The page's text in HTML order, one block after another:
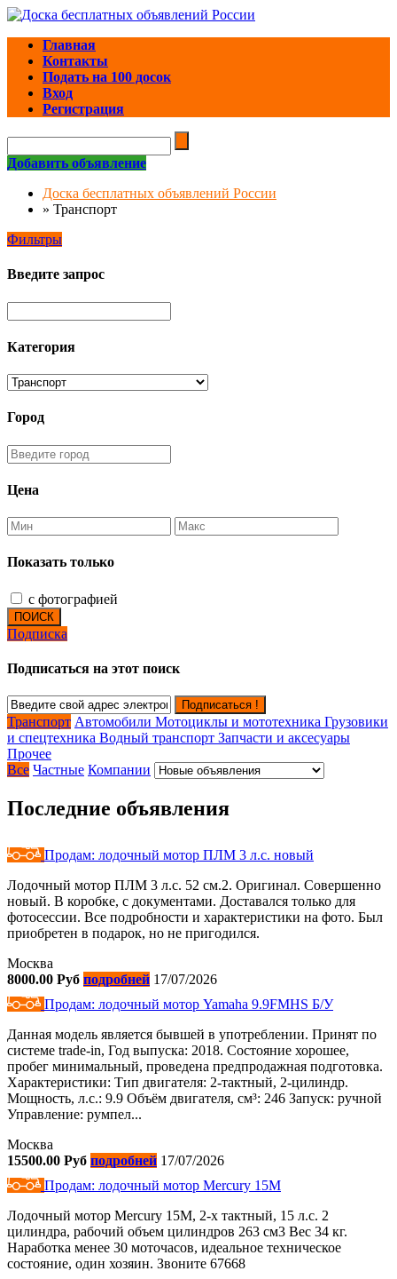
Главная
Контакты
Подать на 100 досок
Вход
Регистрация
Добавить объявление
Доска бесплатных объявлений России
» Транспорт
Фильтры
Введите запрос
Категория
Город
Цена
Показать только
с фотографией
ПОИСК
Подписка
Подписаться на этот поиск
Подписаться !
Транспорт Автомобили Мотоциклы и мототехника Грузовики
и спецтехника Водный транспорт Запчасти и аксесуары
Прочее
Все Частные Компании
Последние объявления
Продам: лодочный мотор ПЛМ 3 л.с. новый
Лодочный мотор ПЛМ 3 л.с. 52 см.2. Оригинал. Совершенно
новый. В коробке, с документами. Доставался только для
фотосессии. Все подробности и характеристики на фото. Был
приобретен в подарок, но не пригодился.
Москва
8000.00 Руб подробней 17/07/2026
Продам: лодочный мотор Yamaha 9.9FMHS Б/У
Данная модель является бывшей в употреблении. Принят по
системе trade-in, Год выпуска: 2018. Состояние хорошее,
пробег минимальный, проведена предпродажная подготовка.
Характеристики: Тип двигателя: 2-тактный, 2-цилиндр.
Мощность, л.с.: 9.9 Объём двигателя, см³: 246 Запуск: ручной
Управление: румпел...
Москва
15500.00 Руб подробней 17/07/2026
Продам: лодочный мотор Mercury 15M
Лодочный мотор Mercury 15M, 2-х тактный, 15 л.с. 2
цилиндра, рабочий объем цилиндров 263 см3 Вес 34 кг.
Наработка менее 30 моточасов, идеальное техническое
состояние, один хозяин. Звоните 67668